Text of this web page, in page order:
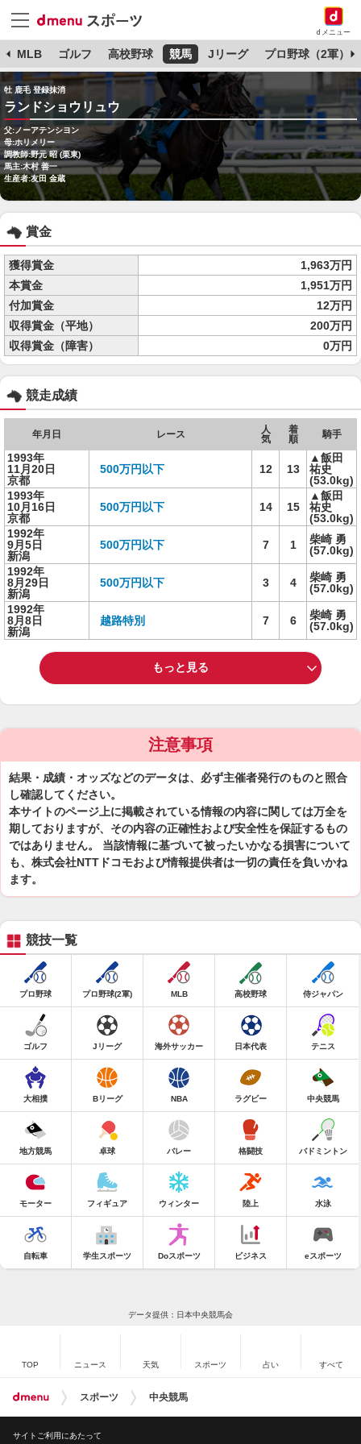
dメニュー
MLB ゴルフ 高校野球 競馬 Jリーグ プロ野球（2軍）
牡 鹿毛 登録抹消
ランドショウリュウ
父:ノーアテンシヨン
母:ホリメリー
調教師:野元 昭 (栗東)
馬主:木村 善一
生産者:友田 金蔵
賞金
獲得賞金
1,963万円
本賞金
1,951万円
付加賞金
12万円
収得賞金（平地）
200万円
収得賞金（障害）
0万円
競走成績
年月日 レース
人
気
着
順
騎手
1993年
11月20日
京都
500万円以下 12 13
▲飯田
祐史
(53.0kg)
1993年
10月16日
京都
500万円以下 14 15
▲飯田
祐史
(53.0kg)
1992年
9月5日
新潟
500万円以下 7 1
柴崎 勇
(57.0kg)
1992年
8月29日
新潟
500万円以下 3 4
柴崎 勇
(57.0kg)
1992年
8月8日
新潟
越路特別 7 6
柴崎 勇
(57.0kg)
もっと見る
注意事項
結果・成績・オッズなどのデータは、必ず主催者発行のものと照合
し確認してください。
本サイトのページ上に掲載されている情報の内容に関しては万全を
期しておりますが、その内容の正確性および安全性を保証するもの
ではありません。 当該情報に基づいて被ったいかなる損害について
も、株式会社NTTドコモおよび情報提供者は一切の責任を負いかね
ます。
競技一覧
プロ野球 プロ野球(2軍) MLB 高校野球 侍ジャパン
ゴルフ Jリーグ 海外サッカー 日本代表 テニス
大相撲 Bリーグ NBA ラグビー 中央競馬
地方競馬 卓球 バレー 格闘技 バドミントン
モーター フィギュア ウィンター 陸上 水泳
自転車 学生スポーツ Doスポーツ ビジネス eスポーツ
データ提供：日本中央競馬会
TOP ニュース 天気 スポーツ 占い すべて
スポーツ 中央競馬
サイトご利用にあたって